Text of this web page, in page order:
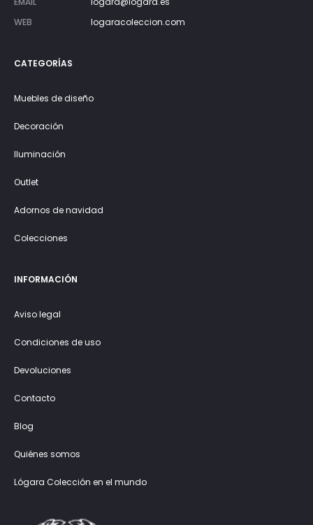
WEB
logaracoleccion.com
CATEGORÍAS
Muebles de diseño
Decoración
Iluminación
Outlet
Adornos de navidad
Colecciones
INFORMACIÓN
Aviso legal
Condiciones de uso
Devoluciones
Contacto
Blog
Quiénes somos
Lógara Colección en el mundo